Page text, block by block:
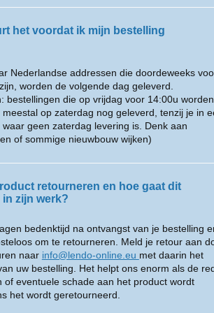
het voordat ik mijn bestelling
Nederlandse addressen die doordeweeks
worden de volgende dag geleverd.
bestellingen die op vrijdag voor 14:00u worden
op zaterdag nog geleverd, tenzij je in
geen zaterdag levering is. Denk aan
of sommige nieuwbouw wijken)
retourneren en hoe gaat dit
zijn werk?
bedenktijd na ontvangst van je bestelling
om te retourneren. Meld je retour aan
naar info@lendo-online.eu met daarin het
uw bestelling. Het helpt ons enorm als de
of eventuele schade aan het product wordt
het wordt geretourneerd.